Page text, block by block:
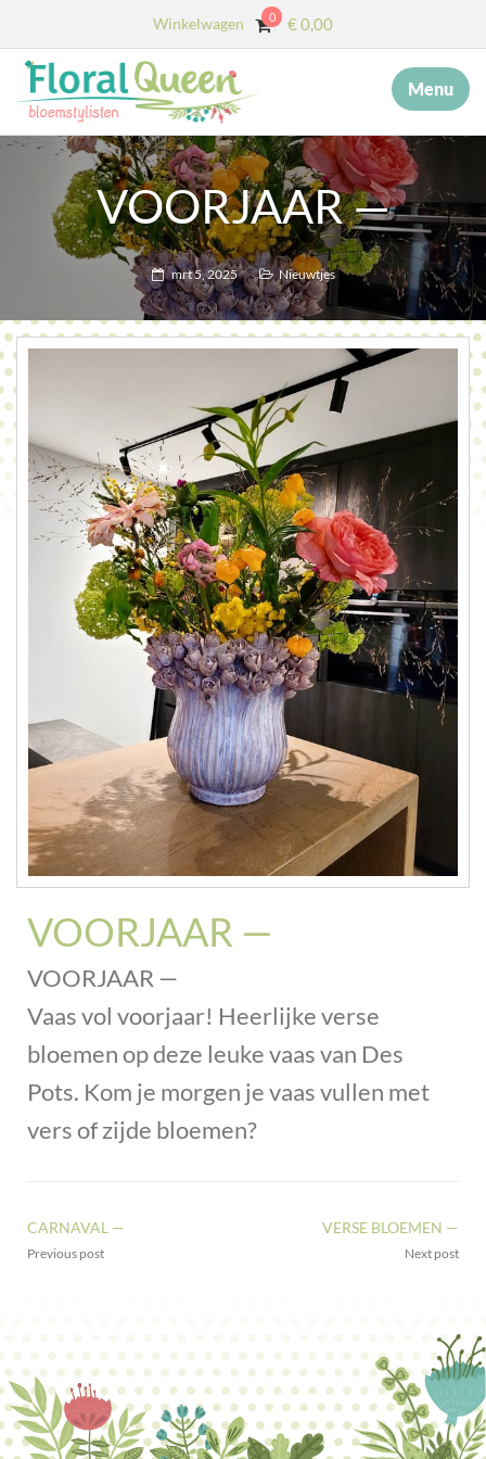
Winkelwagen 0 €0,00
Menu
VOORJAAR —
mrt 5, 2025 Nieuwtjes
VOORJAAR —
VOORJAAR —
Vaas vol voorjaar! Heerlijke verse
bloemen op deze leuke vaas van Des
Pots. Kom je morgen je vaas vullen met
vers of zijde bloemen?
CARNAVAL —
Previous post
VERSE BLOEMEN —
Next post
MENU ×
START
OVER ONS
DIENSTEN
AFSCHEID MET BLOEMEN
BLOG
CONTACT